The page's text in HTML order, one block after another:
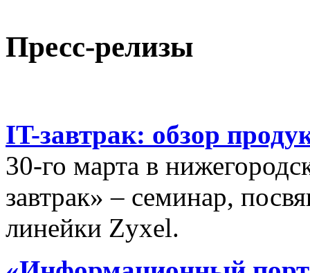
Пресс-релизы
IT-завтрак: обзор
30-го марта в
завтрак» – семинар,
линейки Zyxel.